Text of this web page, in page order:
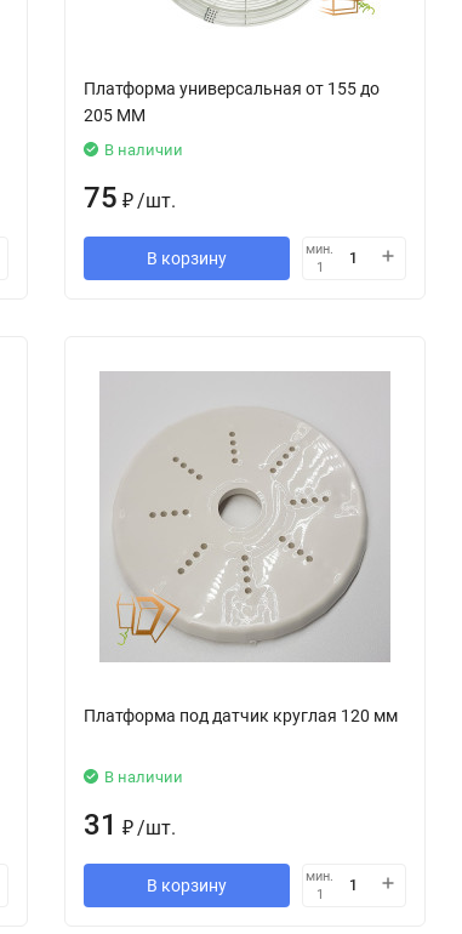
Платформа универсальная от 155 до
205 ММ
В наличии
75 ₽/шт.
В корзину
мин.
1
Платформа под датчик круглая 120 мм
В наличии
31 ₽ /шт.
В корзину
мин.
1